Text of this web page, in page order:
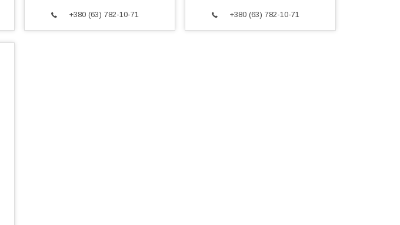
+380 (63) 782-10-71 +380 (63) 782-10-71